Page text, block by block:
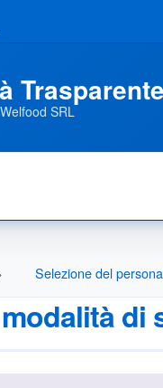
Trasparente
SRL
Selezione del
di